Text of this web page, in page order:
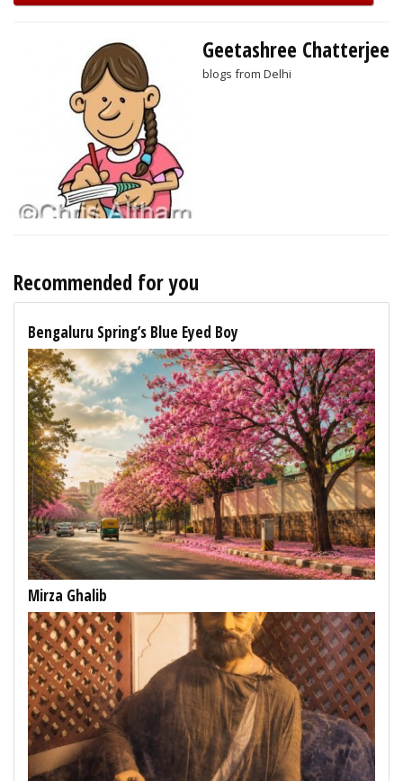
Geetashree Chatterjee
blogs from Delhi
Recommended for you
Bengaluru Spring’s Blue Eyed Boy
Mirza Ghalib